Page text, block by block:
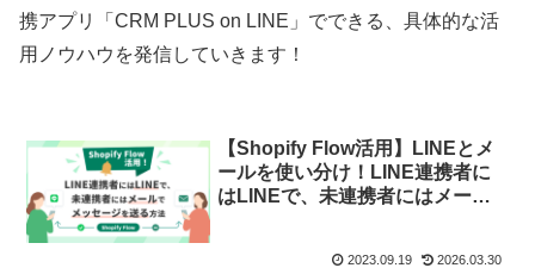
携アプリ「CRM PLUS on LINE」でできる、具体的な活
用ノウハウを発信していきます！
【Shopify Flow活用】LINEとメ
ールを使い分け！LINE連携者に
はLINEで、未連携者にはメール
2023.09.19 2026.03.30